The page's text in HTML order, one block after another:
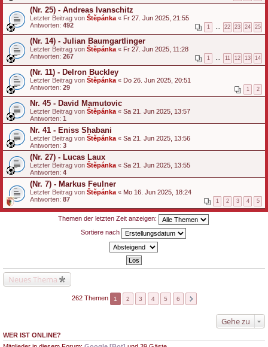
(Nr. 25) - Andreas Ivanschitz
Letzter Beitrag von Štěpánka « Fr 27. Jun 2025, 21:55
Antworten: 492 1 22 23 24 25
(Nr. 14) - Julian Baumgartlinger
Letzter Beitrag von Štěpánka « Fr 27. Jun 2025, 11:28
Antworten: 267 1 11 12 13 14
(Nr. 11) - Delron Buckley
Letzter Beitrag von Štěpánka « Do 26. Jun 2025, 20:51
Antworten: 29 1 2
Nr. 45 - David Mamutovic
Letzter Beitrag von Štěpánka « Sa 21. Jun 2025, 13:57
Antworten: 1
Nr. 41 - Eniss Shabani
Letzter Beitrag von Štěpánka « Sa 21. Jun 2025, 13:56
Antworten: 3
(Nr. 27) - Lucas Laux
Letzter Beitrag von Štěpánka « Sa 21. Jun 2025, 13:55
Antworten: 4
(Nr. 7) - Markus Feulner
Letzter Beitrag von Štěpánka « Mo 16. Jun 2025, 18:24
Antworten: 87 1 2 3 4 5
Themen der letzten Zeit anzeigen:
Sortiere nach
Neues Thema
262 Themen 1 2 3 4 5 6
Gehe zu
WER IST ONLINE?